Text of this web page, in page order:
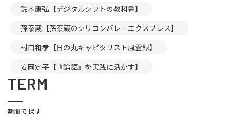
鈴木康弘【デジタルシフトの教科書】
孫泰蔵【孫泰蔵のシリコンバレーエクスプレス】
村口和孝【日の丸キャピタリスト風雲録】
安岡定子【『論語』を実践に活かす】
TERM
期間で探す